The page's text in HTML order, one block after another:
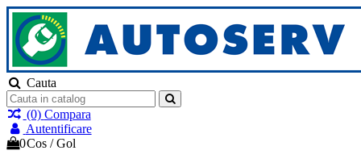
Cauta
(0) Compara
Autentificare
0Cos /Gol